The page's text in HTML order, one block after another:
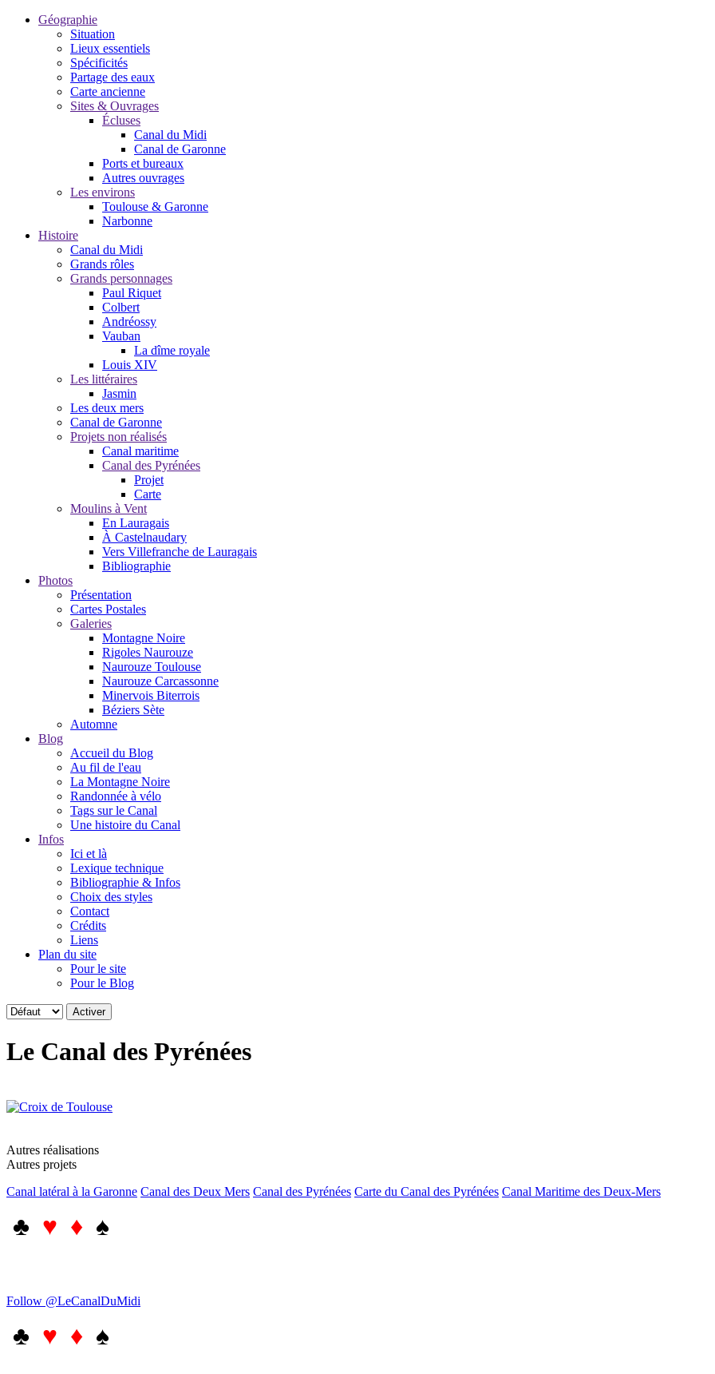
Géographie
Situation
Lieux essentiels
Spécificités
Partage des eaux
Carte ancienne
Sites & Ouvrages
Écluses
Canal du Midi
Canal de Garonne
Ports et bureaux
Autres ouvrages
Les environs
Toulouse & Garonne
Narbonne
Histoire
Canal du Midi
Grands rôles
Grands personnages
Paul Riquet
Colbert
Andréossy
Vauban
La dîme royale
Louis XIV
Les littéraires
Jasmin
Les deux mers
Canal de Garonne
Projets non réalisés
Canal maritime
Canal des Pyrénées
Projet
Carte
Moulins à Vent
En Lauragais
À Castelnaudary
Vers Villefranche de Lauragais
Bibliographie
Photos
Présentation
Cartes Postales
Galeries
Montagne Noire
Rigoles Naurouze
Naurouze Toulouse
Naurouze Carcassonne
Minervois Biterrois
Béziers Sète
Automne
Blog
Accueil du Blog
Au fil de l'eau
La Montagne Noire
Randonnée à vélo
Tags sur le Canal
Une histoire du Canal
Infos
Ici et là
Lexique technique
Bibliographie & Infos
Choix des styles
Contact
Crédits
Liens
Plan du site
Pour le site
Pour le Blog
Le Canal des Pyrénées
Autres réalisations
Autres projets
Canal latéral à la Garonne Canal des Deux Mers Canal des Pyrénées Carte du Canal des Pyrénées Canal Maritime des Deux-Mers
♣ ♥ ♦ ♠
Follow @LeCanalDuMidi
♣ ♥ ♦ ♠